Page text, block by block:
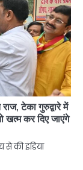
टेका गुरुद्वारे में
खत्म कर दिए जाएंगे
की इंडिया